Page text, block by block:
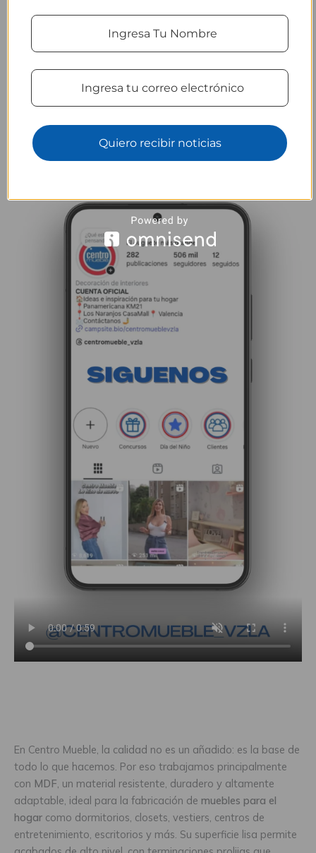
Variedad, estilo y calidad
En Centro Mueble, la calidad no es un añadido: es la base de
todo lo que hacemos. Por eso trabajamos principalmente
con MDF , un material resistente, duradero y altamente
adaptable, ideal para la fabricación de muebles para el
hogar como dormitorios, closets, vestiers, centros de
entretenimiento, escritorios y más. Su superficie lisa permite
Quiero recibir noticias